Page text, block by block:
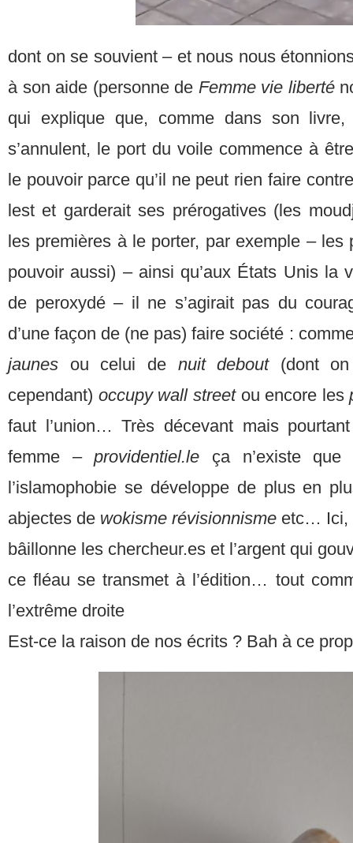
dont on se souvient – et nous nous
à son aide (personne de Femme vie liberté
qui explique que, comme dans son
s’annulent, le port du voile commence à
le pouvoir parce qu’il ne peut rien faire
lest et garderait ses prérogatives (les
les premières à le porter, par exemple – les
pouvoir aussi) – ainsi qu’aux États Unis la
de peroxydé – il ne s’agirait pas du
d’une façon de (ne pas) faire société :
jaunes ou celui denuit debout (dont
cependant) occupy wall street ou encore les
faut l’union… Très décevant mais
femme –providentiel.le ça n’existe
l’islamophobie se développe de plus en
abjectes de wokisme révisionnisme etc… Ici,
bâillonne les chercheur.es et l’argent qui
ce fléau se transmet à l’édition… tout
l’extrême droite
Est-ce la raison de nos écrits ? Bah à ce